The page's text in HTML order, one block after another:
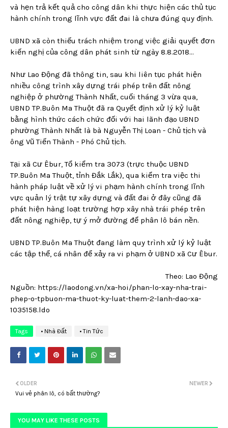
và hẹn trả kết quả cho công dân khi thực hiện các thủ tục
hành chính trong lĩnh vực đất đai là chưa đúng quy định.
UBND xã còn thiếu trách nhiệm trong việc giải quyết đơn
kiến nghị của công dân phát sinh từ ngày 8.8.2018...
Như Lao Động đã thông tin, sau khi liên tục phát hiện
nhiều công trình xây dựng trái phép trên đất nông
nghiệp ở phường Thành Nhất, cuối tháng 3 vừa qua,
UBND TP.Buôn Ma Thuột đã ra Quyết định xử lý kỷ luật
bằng hình thức cách chức đối với hai lãnh đạo UBND
phường Thành Nhất là bà Nguyễn Thị Loan - Chủ tịch và
ông Vũ Tiến Thành - Phó Chủ tịch.
Tại xã Cư Êbur, Tổ kiểm tra 3073 (trực thuộc UBND
TP.Buôn Ma Thuột, tỉnh Đắk Lắk), qua kiểm tra việc thi
hành pháp luật về xử lý vi phạm hành chính trong lĩnh
vực quản lý trật tự xây dựng và đất đai ở đây cũng đã
phát hiện hàng loạt trường hợp xây nhà trái phép trên
đất nông nghiệp, tự ý mở đường để phân lô bán nền.
UBND TP.Buôn Ma Thuột đang làm quy trình xử lý kỷ luật
các tập thể, cá nhân để xảy ra vi phạm ở UBND xã Cư Êbur.
Theo: Lao Động
Nguồn: https://laodong.vn/xa-hoi/phan-lo-xay-nha-trai-
phep-o-tpbuon-ma-thuot-ky-luat-them-2-lanh-dao-xa-
1035158.ldo
Tags • Nhà Đất • Tin Tức
NEWER
OLDER
Vui vẻ phân lô, có bất thường?
YOU MAY LIKE THESE POSTS